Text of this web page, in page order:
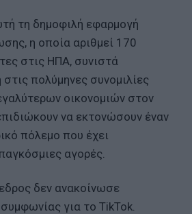
τη δημοφιλή εφαρμογή
η οποία αριθμεί 170
στις ΗΠΑ, συνιστά
στις πολύμηνες συνομιλίες
οικονομιών στον
να εκτονώσουν έναν
πόλεμο που έχει
αγορές.
δεν ανακοίνωσε
για το TikTok.